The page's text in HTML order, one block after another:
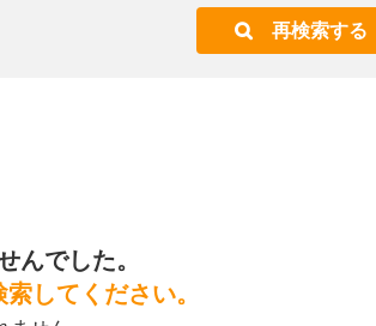
再検索する
んでした。
してください。